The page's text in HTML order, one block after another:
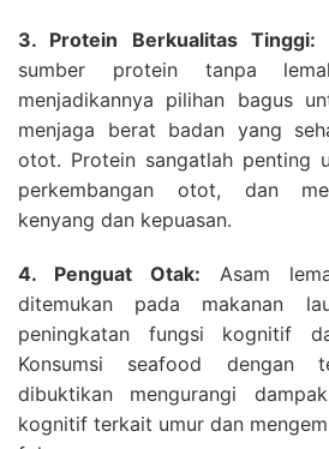
3. Protein Berkualitas Tinggi:
sumber protein tanpa
menjadikannya pilihan bagus
menjaga berat badan yang
otot. Protein sangatlah penting
perkembangan otot, dan
kenyang dan kepuasan.
4. Penguat Otak: Asam
ditemukan pada makanan
peningkatan fungsi kognitif
Konsumsi seafood dengan
dibuktikan mengurangi
kognitif terkait umur dan